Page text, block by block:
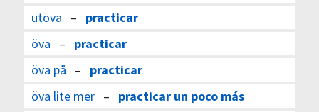
utöva – practicar
öva – practicar
öva på – practicar
öva lite mer– practicar un poco más